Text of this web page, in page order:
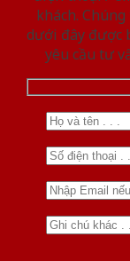
khách.
dưới đây được
yêu cầu tư